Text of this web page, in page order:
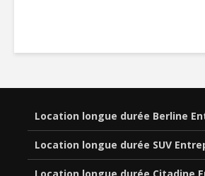
Location longue durée Berline
Location longue durée SUV